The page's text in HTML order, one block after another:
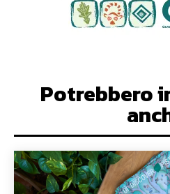
Potrebbero